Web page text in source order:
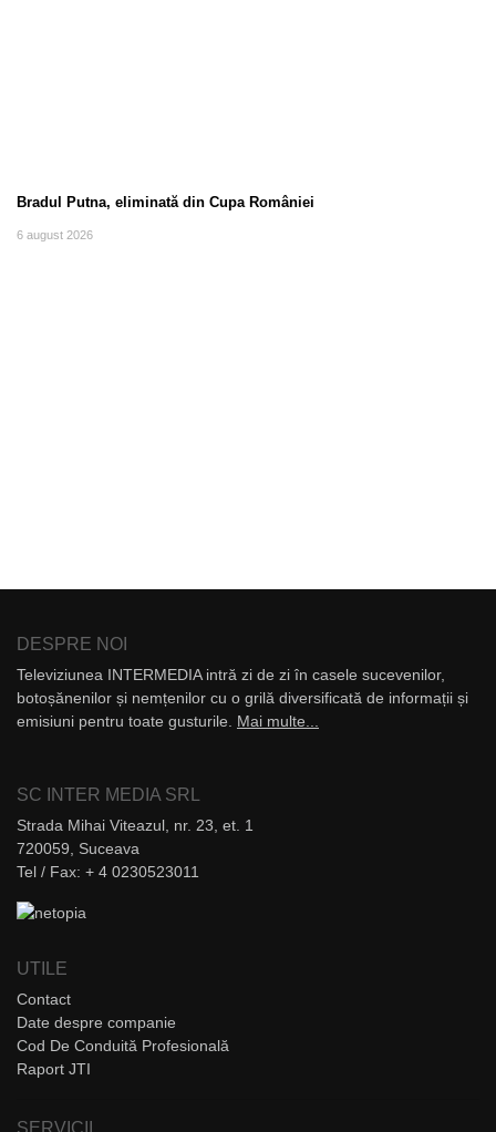
Bradul Putna, eliminată din Cupa României
6 august 2026
DESPRE NOI
Televiziunea INTERMEDIA intră zi de zi în casele sucevenilor,
botoșănenilor și nemțenilor cu o grilă diversificată de informații și
emisiuni pentru toate gusturile. Mai multe...
SC INTER MEDIA SRL
Strada Mihai Viteazul, nr. 23, et. 1
720059, Suceava
Tel / Fax: + 4 0230523011
UTILE
Contact
Date despre companie
Cod De Conduită Profesională
Raport JTI